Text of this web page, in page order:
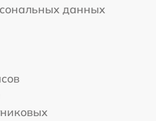
данных